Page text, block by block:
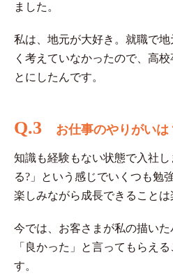
ました。
私は、地元が大好き。就職で
く考えていなかったので、高
とにしたんです。
Q.3 お仕事のやりがいは
知識も経験もない状態で入社
る?」という感じでいくつも勉
楽しみながら成長できることは
今では、お客さまが私の描いた
「良かった」と言ってもらえ
す。